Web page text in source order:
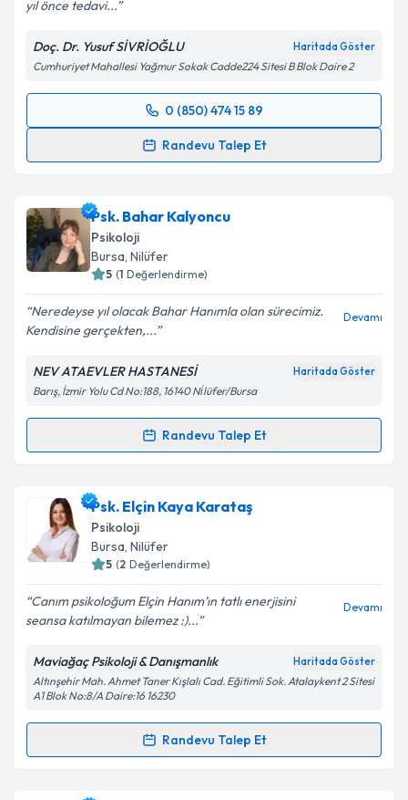
yıl önce tedavi...
Doç. Dr. Yusuf SİVRİOĞLU Haritada Göster
Cumhuriyet Mahallesi Yağmur Sokak Cadde224 Sitesi B Blok Daire 2
0 (850) 474 15 89
Randevu Talep Et
Randevu Takvimi Talebi
takvim hazırlandığında e-posta ile bilgilendireceğiz.
E-posta Adresiniz
Kişisel verilerimin işlenmesine ilişkin
'ni okudum ve kişisel verilerimin belirtilen
kapsamda işlenmesini kabul ediyorum.
Takvim Talebini Gönder
Psk. Bahar Kalyoncu
Psikoloji
Bursa, Nilüfer
5 (1 Değerlendirme)
Neredeyse yıl olacak Bahar Hanımla olan sürecimiz.
Kendisine gerçekten,...
Devamı
NEV ATAEVLER HASTANESİ Haritada Göster
Barış, İzmir Yolu Cd No:188, 16140 Ni̇lüfer/Bursa
Randevu Talep Et
Randevu Takvimi Talebi
Psk. Bahar Kalyoncuiçin randevu takvimi talebi
oluşturun. Size bu uzmandan randevu almanız için bir
takvim hazırlandığında e-posta ile bilgilendireceğiz.
Kişisel verilerimin işlenmesine ilişkin
Aydınlatma
Metni'ni okudum ve kişisel verilerimin belirtilen
kapsamda işlenmesini kabul ediyorum.
Takvim Talebini Gönder
Psk. Elçin Kaya Karataş
Psikoloji
Bursa, Nilüfer
5 (2 Değerlendirme)
Canım psikoloğum Elçin Hanım’ın tatlı enerjisini
seansa katılmayan bilemez :)...
Devamı
Maviağaç Psikoloji & Danışmanlık Haritada Göster
Altınşehir Mah. Ahmet Taner Kışlalı Cad. Eğitimli Sok. Atalaykent 2 Sitesi
A1 Blok No:8/A Daire:16 16230
Randevu Talep Et
Randevu Takvimi Talebi